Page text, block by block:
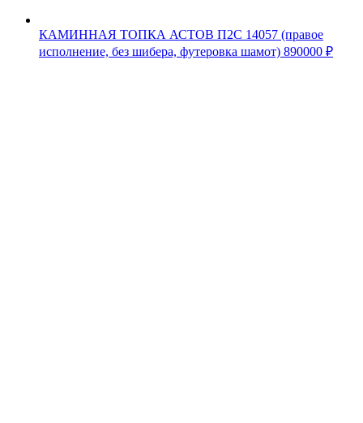
КАМИННАЯ ТОПКА АСТОВ П2С 14057 (правое
исполнение, без шибера, футеровка шамот) 890000 ₽